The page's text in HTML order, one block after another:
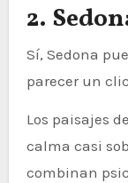
2.
Sí, Sedona
parecer un
Los paisajes
calma casi
combinan